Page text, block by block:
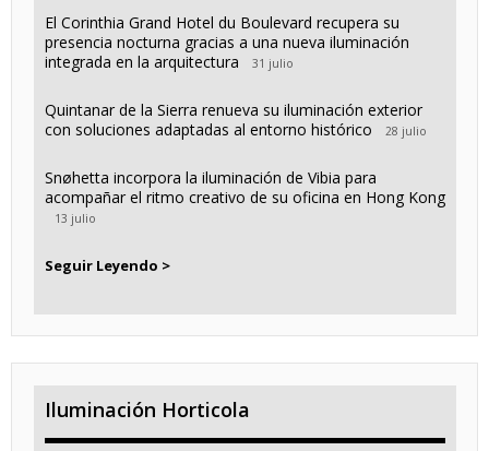
El Corinthia Grand Hotel du Boulevard recupera su
presencia nocturna gracias a una nueva iluminación
integrada en la arquitectura
31 julio
Quintanar de la Sierra renueva su iluminación exterior
con soluciones adaptadas al entorno histórico
28 julio
Snøhetta incorpora la iluminación de Vibia para
acompañar el ritmo creativo de su oficina en Hong Kong
13 julio
Seguir Leyendo >
Iluminación Horticola